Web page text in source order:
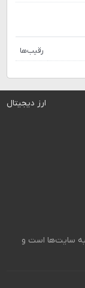
رقیب‌ها
ارز دیجیتال
سایت‌ها است و